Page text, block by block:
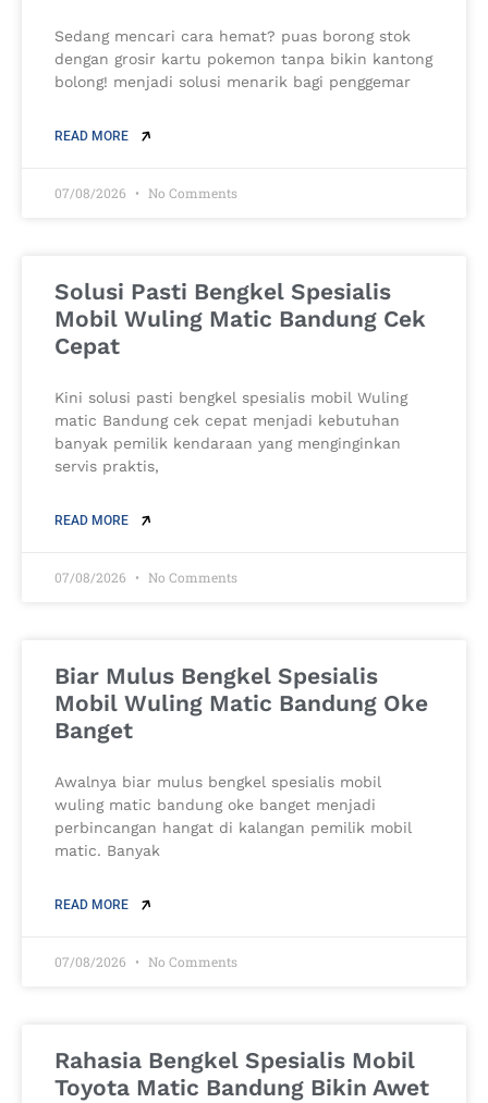
Sedang mencari cara hemat? puas borong stok
dengan grosir kartu pokemon tanpa bikin kantong
bolong! menjadi solusi menarik bagi penggemar
READ MORE
07/08/2026 No Comments
Solusi Pasti Bengkel Spesialis
Mobil Wuling Matic Bandung Cek
Cepat
Kini solusi pasti bengkel spesialis mobil Wuling
matic Bandung cek cepat menjadi kebutuhan
banyak pemilik kendaraan yang menginginkan
servis praktis,
READ MORE
07/08/2026 No Comments
Biar Mulus Bengkel Spesialis
Mobil Wuling Matic Bandung Oke
Banget
Awalnya biar mulus bengkel spesialis mobil
wuling matic bandung oke banget menjadi
perbincangan hangat di kalangan pemilik mobil
matic. Banyak
READ MORE
07/08/2026 No Comments
Rahasia Bengkel Spesialis Mobil
Toyota Matic Bandung Bikin Awet